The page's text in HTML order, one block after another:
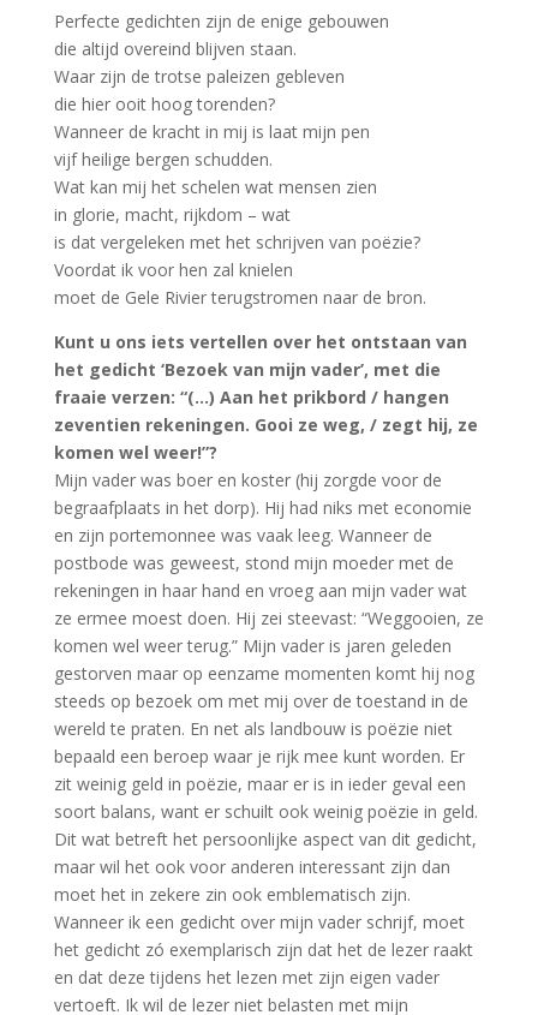
Perfecte gedichten zijn de enige gebouwen
die altijd overeind blijven staan.
Waar zijn de trotse paleizen gebleven
die hier ooit hoog torenden?
Wanneer de kracht in mij is laat mijn pen
vijf heilige bergen schudden.
Wat kan mij het schelen wat mensen zien
in glorie, macht, rijkdom – wat
is dat vergeleken met het schrijven van poëzie?
Voordat ik voor hen zal knielen
moet de Gele Rivier terugstromen naar de bron.
Kunt u ons iets vertellen over het ontstaan van
het gedicht ‘Bezoek van mijn vader’, met die
fraaie verzen: “(…) Aan het prikbord / hangen
zeventien rekeningen. Gooi ze weg, / zegt hij, ze
komen wel weer!”?
Mijn vader was boer en koster (hij zorgde voor de
begraafplaats in het dorp). Hij had niks met economie
en zijn portemonnee was vaak leeg. Wanneer de
postbode was geweest, stond mijn moeder met de
rekeningen in haar hand en vroeg aan mijn vader wat
ze ermee moest doen. Hij zei steevast: “Weggooien, ze
komen wel weer terug.” Mijn vader is jaren geleden
gestorven maar op eenzame momenten komt hij nog
steeds op bezoek om met mij over de toestand in de
wereld te praten. En net als landbouw is poëzie niet
bepaald een beroep waar je rijk mee kunt worden. Er
zit weinig geld in poëzie, maar er is in ieder geval een
soort balans, want er schuilt ook weinig poëzie in geld.
Dit wat betreft het persoonlijke aspect van dit gedicht,
maar wil het ook voor anderen interessant zijn dan
moet het in zekere zin ook emblematisch zijn.
Wanneer ik een gedicht over mijn vader schrijf, moet
het gedicht zó exemplarisch zijn dat het de lezer raakt
en dat deze tijdens het lezen met zijn eigen vader
vertoeft. Ik wil de lezer niet belasten met mijn